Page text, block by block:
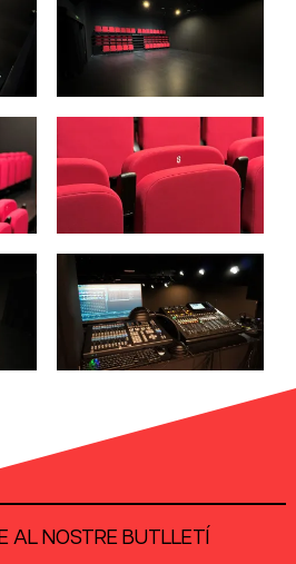
AL NOSTRE BUTLLETÍ